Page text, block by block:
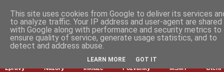
Zprávy Názory Inkluze Pozvánky MŠMT Čtení
This site uses cookies from Google to deliver its services
to analyze traffic. Your IP address and user-agent are shared
with Google along with performance and security metrics to
ensure quality of service, generate usage statistics, and to
detect and address abuse.
LEARN MORE GOT IT